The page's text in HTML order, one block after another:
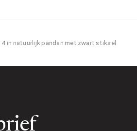
in natuurlijk pandan met zwart stiksel